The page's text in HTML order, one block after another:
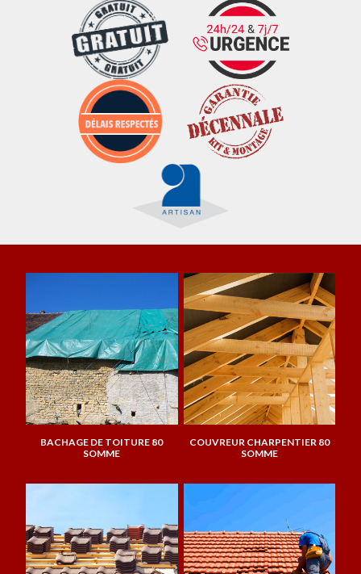
BACHAGE DE TOITURE 80
SOMME
COUVREUR CHARPENTIER 80
SOMME